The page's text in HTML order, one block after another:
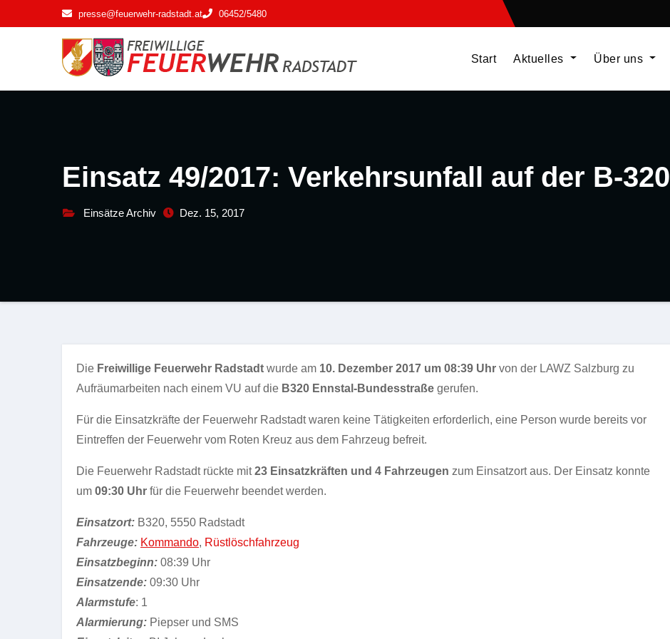
Inhalt
presse@feuerwehr-radstadt.at 06452/5480
Start Aktuelles Über uns
Einsatz 49/2017: Verkehrsunfall auf der B-320
Einsätze Archiv Dez. 15, 2017
Die Freiwillige Feuerwehr Radstadt wurde am 10. Dezember 2017 um 08:39 Uhr von der LAWZ Salzburg zu
Aufräumarbeiten nach einem VU auf die B320 Ennstal-Bundesstraße gerufen.
Für die Einsatzkräfte der Feuerwehr Radstadt waren keine Tätigkeiten erforderlich, eine Person wurde bereits vor
Eintreffen der Feuerwehr vom Roten Kreuz aus dem Fahrzeug befreit.
Die Feuerwehr Radstadt rückte mit23 Einsatzkräften und 4 Fahrzeugen zum Einsatzort aus. Der Einsatz konnte
um 09:30 Uhr für die Feuerwehr beendet werden.
Einsatzort: B320, 5550 Radstadt
Fahrzeuge: Kommando, Rüstlöschfahrzeug
Einsatzbeginn: 08:39 Uhr
Einsatzende: 09:30 Uhr
Alarmstufe: 1
Alarmierung: Piepser und SMS